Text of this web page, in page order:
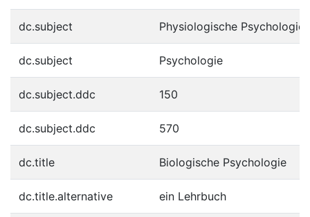
dc.subject Physiologische Psychologie
dc.subject Psychologie
dc.subject.ddc 150
dc.subject.ddc 570
dc.title Biologische Psychologie
dc.title.alternative ein Lehrbuch